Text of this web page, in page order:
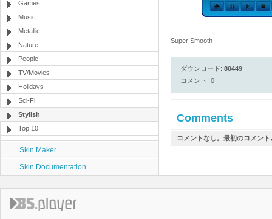
Games
Music
Metallic
Nature
People
TV/Movies
Holidays
Sci-Fi
Stylish
Top 10
Skin Maker
Skin Documentation
Super Smooth
ダウンロード: 80449
コメント: 0
Comments
コメントなし。最初のコメン